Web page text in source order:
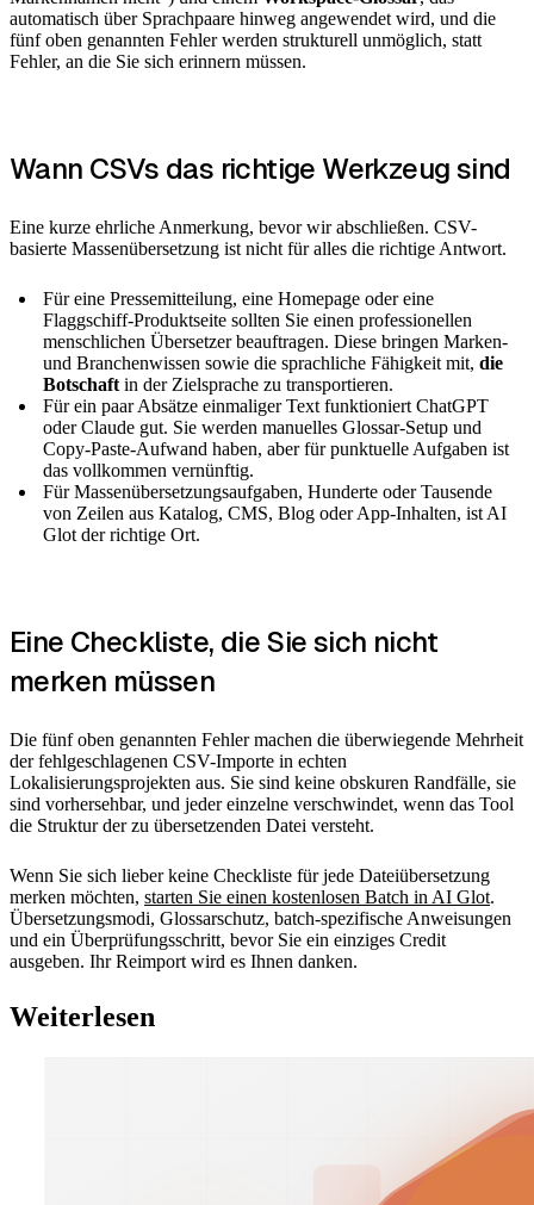
automatisch über Sprachpaare hinweg angewendet wird, und die
fünf oben genannten Fehler werden strukturell unmöglich, statt
Fehler, an die Sie sich erinnern müssen.
Wann CSVs das richtige Werkzeug sind
Eine kurze ehrliche Anmerkung, bevor wir abschließen. CSV-
basierte Massenübersetzung ist nicht für alles die richtige Antwort.
Für eine Pressemitteilung, eine Homepage oder eine
Flaggschiff-Produktseite sollten Sie einen professionellen
menschlichen Übersetzer beauftragen. Diese bringen Marken-
und Branchenwissen sowie die sprachliche Fähigkeit mit, die
Botschaft in der Zielsprache zu transportieren.
Für ein paar Absätze einmaliger Text funktioniert ChatGPT
oder Claude gut. Sie werden manuelles Glossar-Setup und
Copy-Paste-Aufwand haben, aber für punktuelle Aufgaben ist
das vollkommen vernünftig.
Für Massenübersetzungsaufgaben, Hunderte oder Tausende
von Zeilen aus Katalog, CMS, Blog oder App-Inhalten, ist AI
Glot der richtige Ort.
Eine Checkliste, die Sie sich nicht
merken müssen
Die fünf oben genannten Fehler machen die überwiegende Mehrheit
der fehlgeschlagenen CSV-Importe in echten
Lokalisierungsprojekten aus. Sie sind keine obskuren Randfälle, sie
sind vorhersehbar, und jeder einzelne verschwindet, wenn das Tool
die Struktur der zu übersetzenden Datei versteht.
Wenn Sie sich lieber keine Checkliste für jede Dateiübersetzung
merken möchten, starten Sie einen kostenlosen Batch in AI Glot.
Übersetzungsmodi, Glossarschutz, batch-spezifische Anweisungen
und ein Überprüfungsschritt, bevor Sie ein einziges Credit
ausgeben. Ihr Reimport wird es Ihnen danken.
Weiterlesen